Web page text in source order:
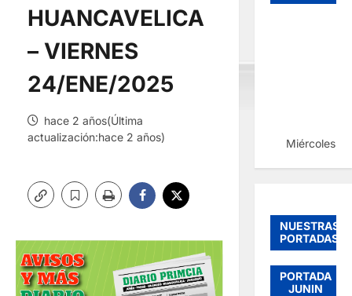
HUANCAVELICA
– VIERNES
24/ENE/2025
hace 2 años(Última
actualización:hace 2 años)
Miércoles,
NUESTRAS
PORTADAS
PORTADA
JUNIN